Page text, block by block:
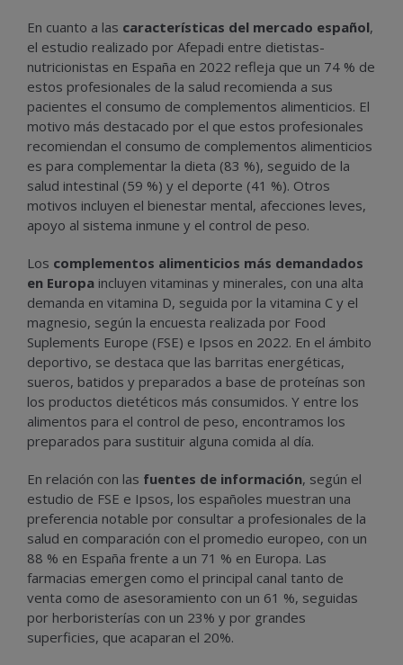
En cuanto a las características del mercado español,
el estudio realizado por Afepadi entre dietistas-
nutricionistas en España en 2022 refleja que un 74 % de
estos profesionales de la salud recomienda a sus
pacientes el consumo de complementos alimenticios. El
motivo más destacado por el que estos profesionales
recomiendan el consumo de complementos alimenticios
es para complementar la dieta (83 %), seguido de la
salud intestinal (59 %) y el deporte (41 %). Otros
motivos incluyen el bienestar mental, afecciones leves,
apoyo al sistema inmune y el control de peso.
Los complementos alimenticios más demandados
en Europa incluyen vitaminas y minerales, con una alta
demanda en vitamina D, seguida por la vitamina C y el
magnesio, según la encuesta realizada por Food
Suplements Europe (FSE) e Ipsos en 2022. En el ámbito
deportivo, se destaca que las barritas energéticas,
sueros, batidos y preparados a base de proteínas son
los productos dietéticos más consumidos. Y entre los
alimentos para el control de peso, encontramos los
preparados para sustituir alguna comida al día.
En relación con las fuentes de información, según el
estudio de FSE e Ipsos, los españoles muestran una
preferencia notable por consultar a profesionales de la
salud en comparación con el promedio europeo, con un
88 % en España frente a un 71 % en Europa. Las
farmacias emergen como el principal canal tanto de
venta como de asesoramiento con un 61 %, seguidas
por herboristerías con un 23% y por grandes
superficies, que acaparan el 20%.